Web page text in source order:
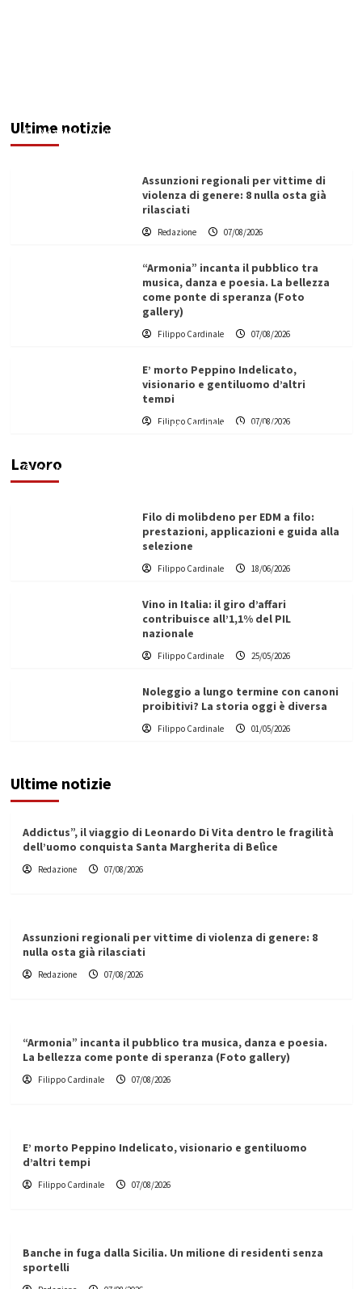
Ultime notizie
Redazione 07/08/2026
Assunzioni regionali per vittime di
violenza di genere: 8 nulla osta già
rilasciati
Redazione 07/08/2026
“Armonia” incanta il pubblico tra
musica, danza e poesia. La bellezza
come ponte di speranza (Foto
gallery)
Filippo Cardinale 07/08/2026
E’ morto Peppino Indelicato,
visionario e gentiluomo d’altri
tempi
Filippo Cardinale 07/08/2026
Lavoro
L’ingegnere saccense Buscarnera partner chiave
di un progetto transnazionale per la transizione
Filippo Cardinale
Filo di molibdeno per EDM a filo:
prestazioni, applicazioni e guida alla
selezione
Filippo Cardinale 18/06/2026
Vino in Italia: il giro d’affari
contribuisce all’1,1% del PIL
nazionale
Filippo Cardinale 25/05/2026
Noleggio a lungo termine con canoni
proibitivi? La storia oggi è diversa
Filippo Cardinale 01/05/2026
Ultime notizie
Addictus”, il viaggio di Leonardo Di Vita dentro le fragilità
dell’uomo conquista Santa Margherita di Belìce
Redazione 07/08/2026
Assunzioni regionali per vittime di violenza di genere: 8
nulla osta già rilasciati
Redazione 07/08/2026
“Armonia” incanta il pubblico tra musica, danza e poesia.
La bellezza come ponte di speranza (Foto gallery)
Filippo Cardinale 07/08/2026
E’ morto Peppino Indelicato, visionario e gentiluomo
d’altri tempi
Filippo Cardinale 07/08/2026
Banche in fuga dalla Sicilia. Un milione di residenti senza
sportelli